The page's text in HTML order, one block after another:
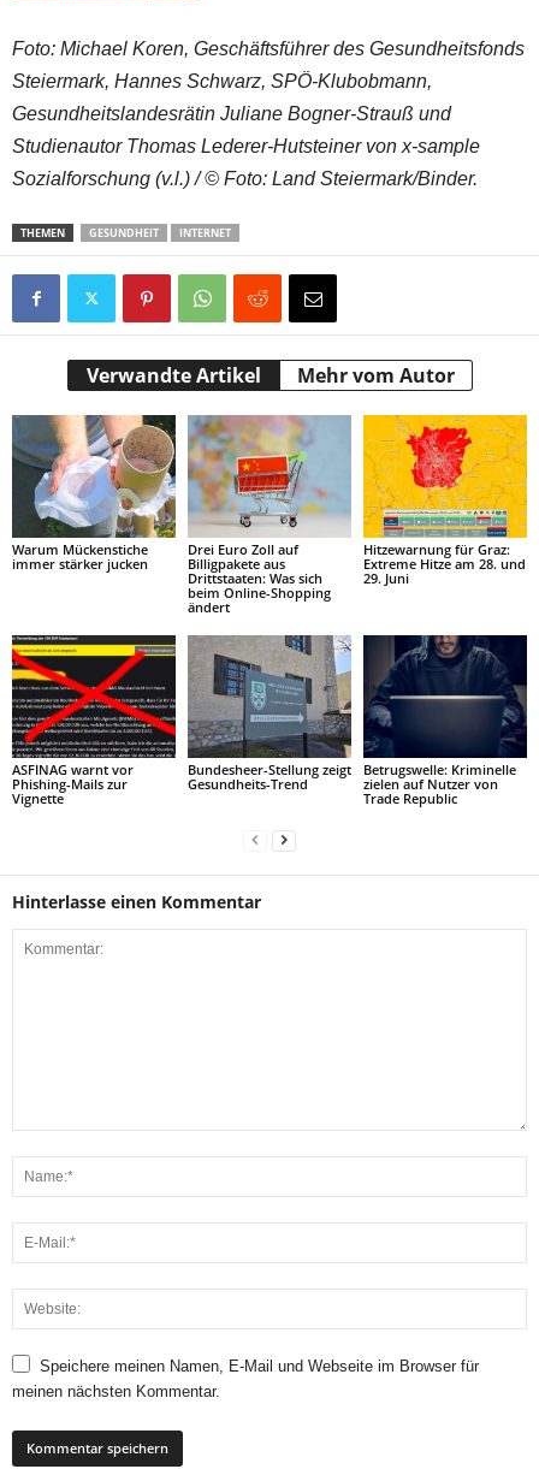
Foto: Michael Koren, Geschäftsführer des Gesundheitsfonds
Steiermark, Hannes Schwarz, SPÖ-Klubobmann,
Gesundheitslandesrätin Juliane Bogner-Strauß und
Studienautor Thomas Lederer-Hutsteiner von x-sample
Sozialforschung (v.l.) / © Foto: Land Steiermark/Binder.
THEMEN GESUNDHEIT INTERNET
Verwandte Artikel Mehr vom Autor
Warum Mückenstiche
immer stärker jucken
Drei Euro Zoll auf
Billigpakete aus
Drittstaaten: Was sich
beim Online-Shopping
ändert
Hitzewarnung für Graz:
Extreme Hitze am 28. und
29. Juni
ASFINAG warnt vor
Phishing-Mails zur
Vignette
Bundesheer-Stellung zeigt
Gesundheits-Trend
Betrugswelle: Kriminelle
zielen auf Nutzer von
Trade Republic
Hinterlasse einen Kommentar
Speichere meinen Namen, E-Mail und Webseite im Browser für
meinen nächsten Kommentar.